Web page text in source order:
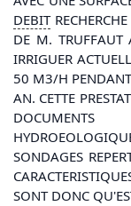
DEBIT
DE M. TRUFFAUT
IRRIGUER
50 M3/H PENDANT
AN. CETTE
SONDAGES
SONT DONC